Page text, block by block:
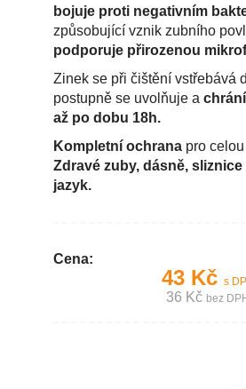
bojuje proti negativním
způsobující vznik zubního
podporuje přirozenou
Zinek se při čištění vstřebává
postupně se uvolňuje a
až po dobu 18h.
Kompletní ochrana pro
Zdravé zuby, dásně,
jazyk.
Cena:
43 Kč s
36 Kč bez